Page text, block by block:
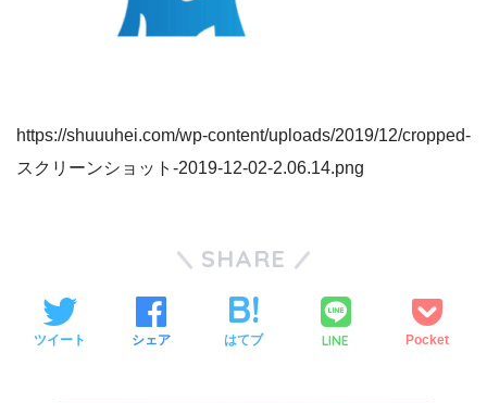
https://shuuuhei.com/wp-content/uploads/2019/12/cropped-
スクリーンショット-2019-12-02-2.06.14.png
SHARE
ツイート シェア はてブ LINE Pocket